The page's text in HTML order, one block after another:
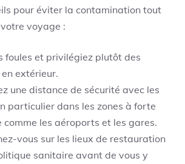
pour éviter la contamination tout
voyage :
foules et privilégiez plutôt des
extérieur.
une distance de sécurité avec les
particulier dans les zones à forte
comme les aéroports et les gares.
vous sur les lieux de restauration
sanitaire avant de vous y